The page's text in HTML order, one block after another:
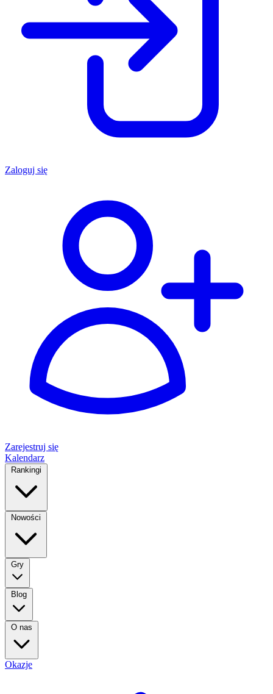
Zaloguj się
Zarejestruj się
Kalendarz
Rankingi
Nowości
Gry
Blog
O nas
Okazje